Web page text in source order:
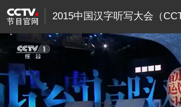
2015中国汉字听写大会（